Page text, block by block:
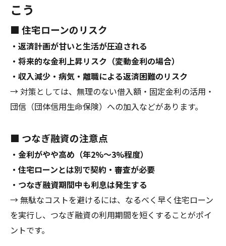
こう
■ 住宅ローンのリスク
・返済計画が甘いと生活が圧迫される
・将来的な金利上昇リスク（変動金利の場合）
・収入減少・病気・離職による返済困難のリスク
→ 対策としては、無理のない借入額・固定金利の活用・
団信（団体信用生命保険）への加入などがあります。
■ つなぎ融資の注意点
・金利がやや高め（年2%〜3%程度）
・住宅ローンとは別で契約・審査が必要
・つなぎ融資期間中も利息は発生する
→ 無駄なコストを避けるには、なるべく早く住宅ローン
を実行し、つなぎ融資の利用期間を短くすることがポイ
ントです。